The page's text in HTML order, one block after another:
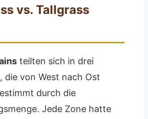
vs. Tallgrass
teilten sich in drei
die von West nach Ost
durch die
Jede Zone hatte